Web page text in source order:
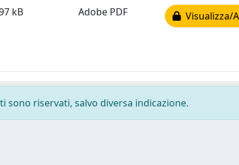
kB Adobe PDF Visualizza/
riservati, salvo diversa indicazione.